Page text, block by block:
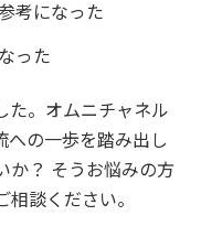
考になった
った
た。オムニチャネル
への一歩を踏み出し
か？ そうお悩みの方
談ください。